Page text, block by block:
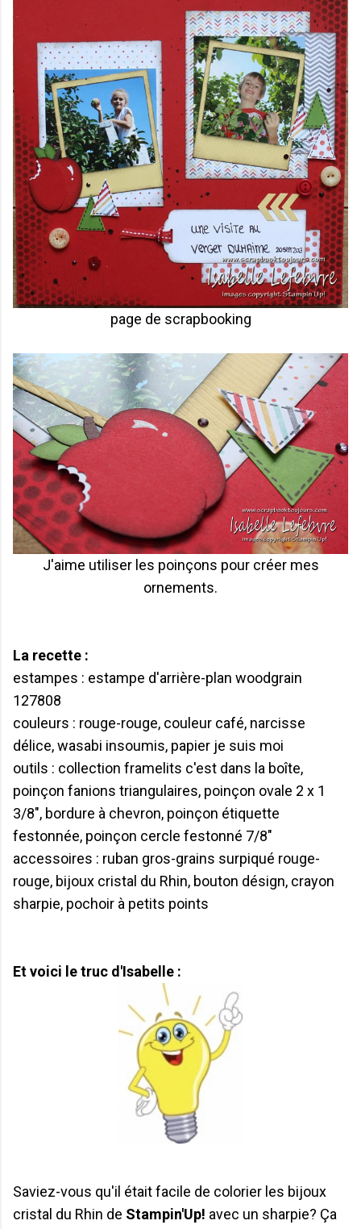
page de scrapbooking
J'aime utiliser les poinçons pour créer mes
ornements.
La recette :
estampes : estampe d'arrière-plan woodgrain
127808
couleurs : rouge-rouge, couleur café, narcisse
délice, wasabi insoumis, papier je suis moi
outils : collection framelits c'est dans la boîte,
poinçon fanions triangulaires, poinçon ovale 2 x 1
3/8", bordure à chevron, poinçon étiquette
festonnée, poinçon cercle festonné 7/8"
accessoires : ruban gros-grains surpiqué rouge-
rouge, bijoux cristal du Rhin, bouton désign, crayon
sharpie, pochoir à petits points
Et voici le truc d'Isabelle :
Saviez-vous qu'il était facile de colorier les bijoux
cristal du Rhin de Stampin'Up! avec un sharpie? Ça